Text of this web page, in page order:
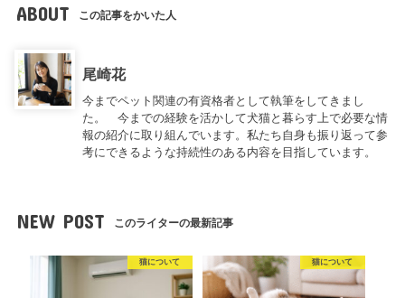
ABOUT この記事をかいた人
尾崎花
今までペット関連の有資格者として執筆をしてきまし
た。 今までの経験を活かして犬猫と暮らす上で必要な情
報の紹介に取り組んでいます。私たち自身も振り返って参
考にできるような持続性のある内容を目指しています。
NEW POST このライターの最新記事
猫について 猫について